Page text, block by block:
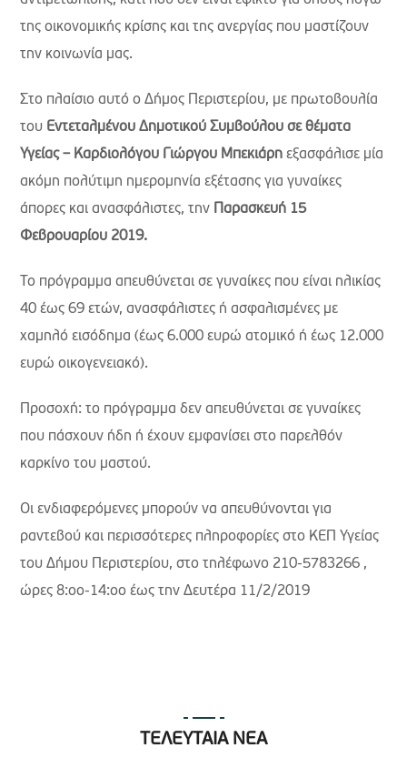
της οικονομικής κρίσης και της ανεργίας που μαστίζουν
την κοινωνία μας.
Στο πλαίσιο αυτό ο Δήμος Περιστερίου, με πρωτοβουλία
του Εντεταλμένου Δημοτικού Συμβούλου σε θέματα
Υγείας – Καρδιολόγου Γιώργου Μπεκιάρη εξασφάλισε μία
ακόμη πολύτιμη ημερομηνία εξέτασης για γυναίκες
άπορες και ανασφάλιστες, την
Παρασκευή 15
Φεβρουαρίου 2019.
Το πρόγραμμα απευθύνεται σε γυναίκες που είναι ηλικίας
40 έως 69 ετών, ανασφάλιστες ή ασφαλισμένες με
χαμηλό εισόδημα (έως 6.000 ευρώ ατομικό ή έως 12.000
ευρώ οικογενειακό).
Προσοχή: το πρόγραμμα δεν απευθύνεται σε γυναίκες
που πάσχουν ήδη ή έχουν εμφανίσει στο παρελθόν
καρκίνο του μαστού.
Οι ενδιαφερόμενες μπορούν να απευθύνονται για
ραντεβού και περισσότερες πληροφορίες στο ΚΕΠ Υγείας
του Δήμου Περιστερίου, στο τηλέφωνο 210-5783266 ,
ώρες 8:οο-14:οο έως την Δευτέρα 11/2/2019
ΤΕΛΕΥΤΑΙΑ ΝΕΑ